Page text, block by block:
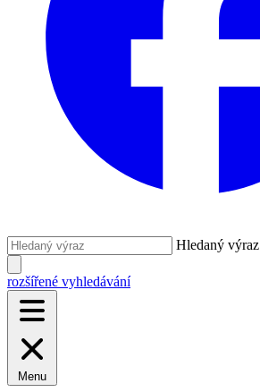
Hledaný výraz
rozšířené vyhledávání
Menu